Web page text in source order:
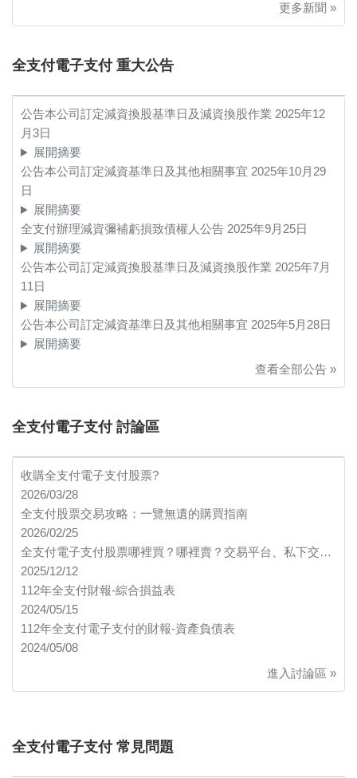
更多新聞 »
全支付電子支付 重大公告
公告本公司訂定減資換股基準日及減資換股作業 2025年12
月3日
展開摘要
公告本公司訂定減資基準日及其他相關事宜 2025年10月29
日
展開摘要
全支付辦理減資彌補虧損致債權人公告 2025年9月25日
展開摘要
公告本公司訂定減資換股基準日及減資換股作業 2025年7月
11日
展開摘要
公告本公司訂定減資基準日及其他相關事宜 2025年5月28日
展開摘要
查看全部公告 »
全支付電子支付 討論區
收購全支付電子支付股票?
2026/03/28
全支付股票交易攻略：一覽無遺的購買指南
2026/02/25
全支付電子支付股票哪裡買？哪裡賣？交易平台、私下交…
2025/12/12
112年全支付財報-綜合損益表
2024/05/15
112年全支付電子支付的財報-資產負債表
2024/05/08
進入討論區 »
全支付電子支付 常見問題